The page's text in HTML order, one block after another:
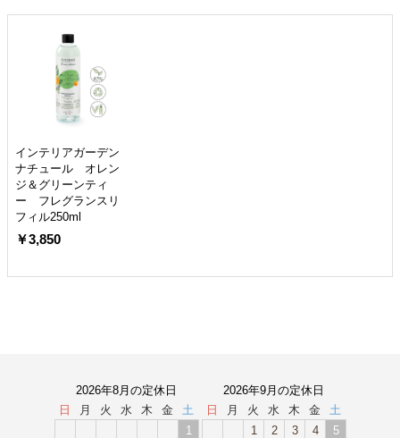
インテリアガーデン
ナチュール オレン
ジ＆グリーンティ
ー フレグランスリ
フィル250ml
￥3,850
2026年8月の定休日
日
月 火 水 木 金
土
1
2026年9月の定休日
日
月 火 水 木 金
土
1
2 3 4
5